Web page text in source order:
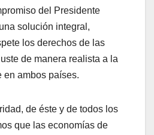
del Presidente
solución integral,
los derechos de las
de manera realista a la
en ambos países.
de éste y de todos los
que las economías de